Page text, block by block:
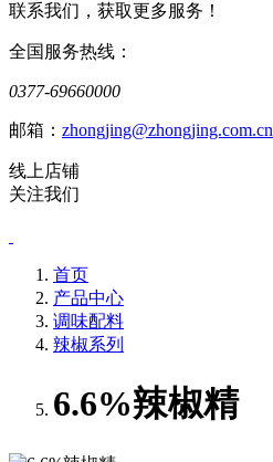
联系我们，获取更多服务！
全国服务热线：
0377-69660000
邮箱： zhongjing@zhongjing.com.cn
线上店铺
关注我们
首页
产品中心
调味配料
辣椒系列
6.6%辣椒精